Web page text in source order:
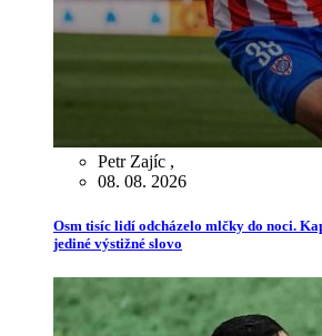
Petr Zajíc ,
08. 08. 2026
Osm tisíc lidí odcházelo mlčky do noci.
jediné výstižné slovo